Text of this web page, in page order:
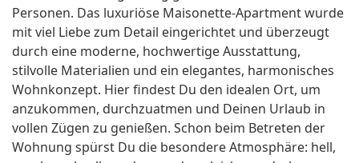
Personen. Das luxuriöse Maisonette-Apartment wurde
mit viel Liebe zum Detail eingerichtet und überzeugt
durch eine moderne, hochwertige Ausstattung,
stilvolle Materialien und ein elegantes, harmonisches
Wohnkonzept. Hier findest Du den idealen Ort, um
anzukommen, durchzuatmen und Deinen Urlaub in
vollen Zügen zu genießen. Schon beim Betreten der
Wohnung spürst Du die besondere Atmosphäre: hell,